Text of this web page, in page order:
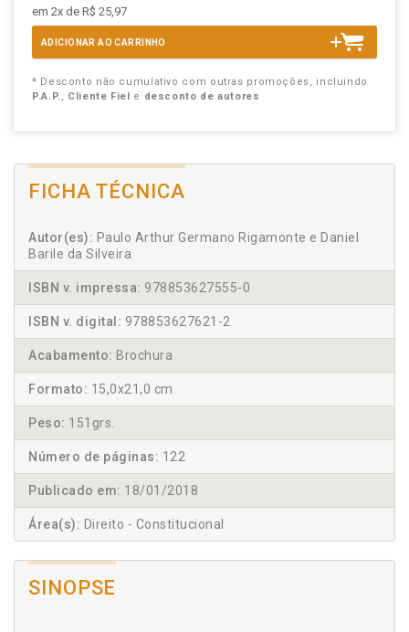
em 2x de R$ 25,97
ADICIONAR AO CARRINHO
* Desconto não cumulativo com outras promoções, incluindo
P.A.P., Cliente Fiel e desconto de autores
FICHA TÉCNICA
Autor(es): Paulo Arthur Germano Rigamonte e Daniel
Barile da Silveira
ISBN v. impressa: 978853627555-0
ISBN v. digital: 978853627621-2
Acabamento: Brochura
Formato: 15,0x21,0 cm
Peso: 151grs.
Número de páginas: 122
Publicado em: 18/01/2018
Área(s): Direito - Constitucional
SINOPSE